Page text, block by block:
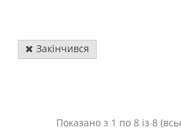
Закінчився
Показано з 1 по 8 із 8